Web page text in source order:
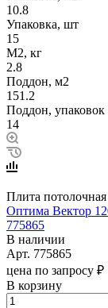
10.8
Упаковка, шт
15
М2, кг
2.8
Поддон, м2
151.2
Поддон, упаковок
14
Плита
Оптима Вектор
775865
В наличии
Арт. 775865
цена по запросу ₽
В корзину